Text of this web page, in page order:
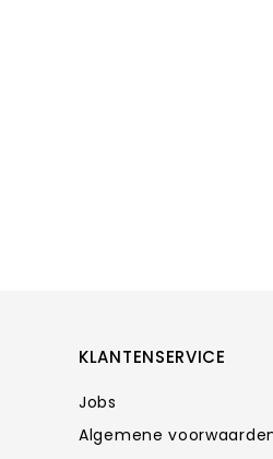
KLANTENSERVICE
Jobs
Algemene